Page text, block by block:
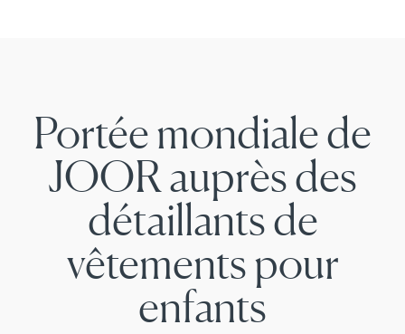
Portée mondiale de
JOOR auprès des
détaillants de
vêtements pour
enfants